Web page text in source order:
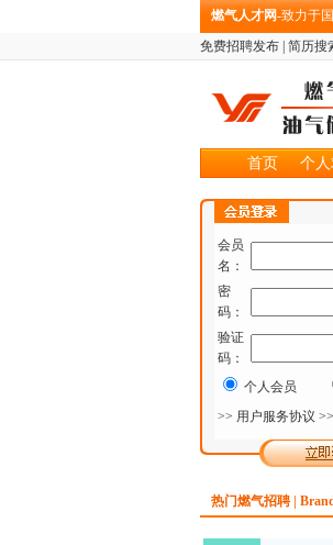
燃气人才网-致力于
免费招聘发布 简历搜
首页 个
会员
名：
密
码：
验证
码：
个人会员
>> 用户服务协议
热门燃气招聘 |